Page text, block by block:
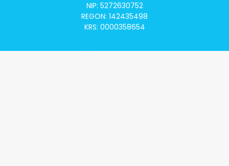
NIP: 5272630752
REGON: 142435498
KRS: 0000358654
Alivia Onkomapa